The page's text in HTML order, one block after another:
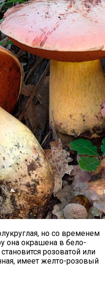
но со временем
она окрашена в бело-
розоватой или
имеет желто-розовый